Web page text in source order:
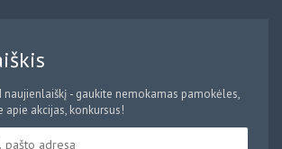
naujienlaiškį - gaukite nemokamas pamokėles,
apie akcijas, konkursus!